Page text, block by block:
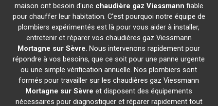
maison ont besoin d'une chaudière gaz Viessmann fiable
pour chauffer leur habitation. C'est pourquoi notre équipe de
plombiers expérimentés est là pour vous aider à installer,
entretenir et réparer vos chaudières gaz Viessmann
Mortagne sur Sèvre. Nous intervenons rapidement pour
répondre à vos besoins, que ce soit pour une panne urgente
ou une simple vérification annuelle. Nos plombiers sont
formés pour travailler sur les chaudières gaz Viessmann
Mortagne sur Sèvre et disposent des équipements
nécessaires pour diagnostiquer et réparer rapidement tout